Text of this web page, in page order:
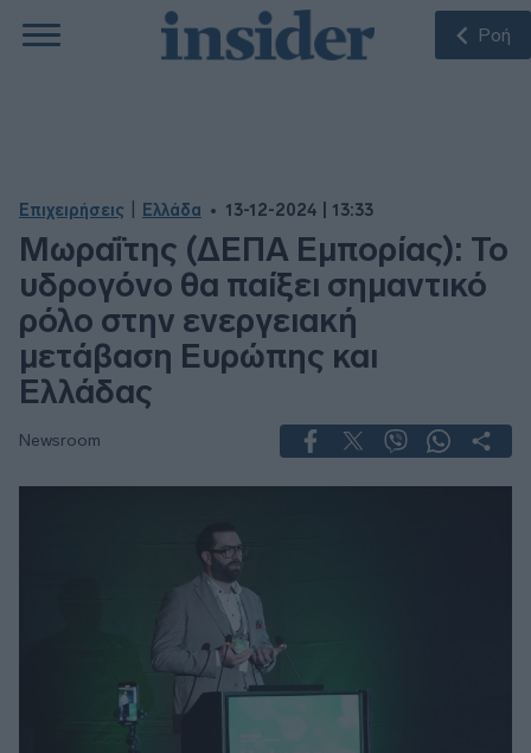
Ροή
Επιχειρήσεις Ελλάδα 13-12-2024 | 13:33
Μωραΐτης (ΔΕΠΑ Εμπορίας): Το
υδρογόνο θα παίξει σημαντικό
ρόλο στην ενεργειακή
μετάβαση Eυρώπης και
Ελλάδας
Newsroom